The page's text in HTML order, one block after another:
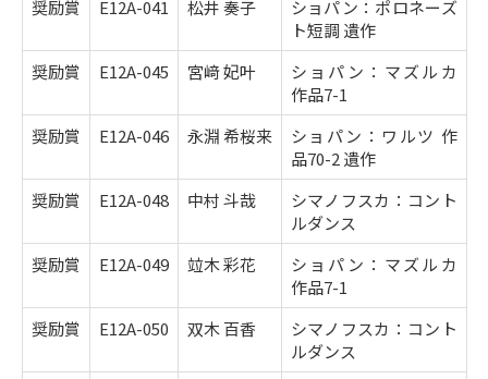
奨励賞 E12A-041 松井 奏子
ショパン：ポロネーズ
ト短調 遺作
奨励賞
E12A-045 宮﨑 妃叶
ショパン：マズルカ
作品7-1
奨励賞
E12A-046 永淵 希桜来
ショパン：ワルツ 作
品70-2 遺作
奨励賞
E12A-048 中村 斗哉
シマノフスカ：コント
ルダンス
奨励賞
E12A-049 竝木 彩花
ショパン：マズルカ
作品7-1
奨励賞
E12A-050 双木 百香
シマノフスカ：コント
ルダンス